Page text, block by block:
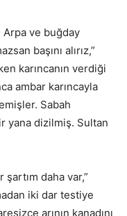
ve buğday
başını alırız,”
karıncanın verdiği
ambar karıncayla
Sabah
yana dizilmiş. Sultan
daha var,”
iki dar testiye
arının kanadını